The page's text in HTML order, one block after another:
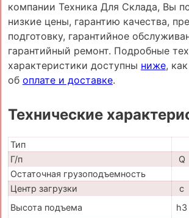
компании Техника Для Склада, Вы
низкие цены, гарантию качества,
подготовку, гарантийное
гарантийный ремонт. Подробные
характеристики доступны ниже,
об оплате и доставке.
Технические
Тип
Г/п
Q
Остаточная грузоподъемность
Центр загрузки
c
Высота подъема
h3